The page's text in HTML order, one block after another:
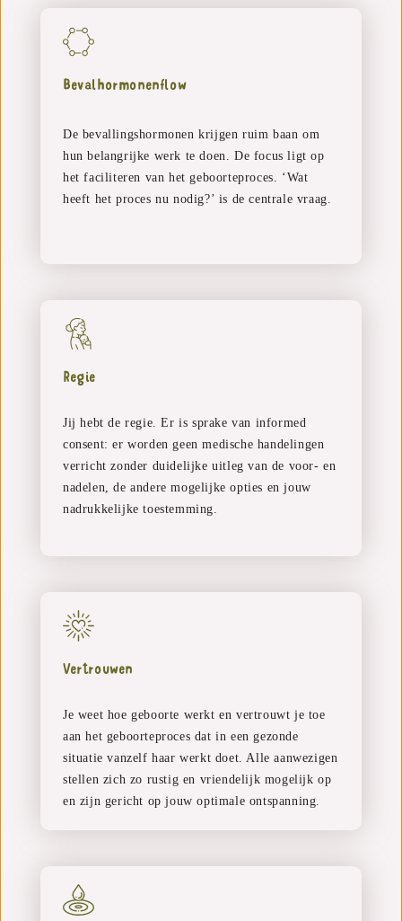
Bevalhormonenflow
De bevallingshormonen krijgen ruim baan om
hun belangrijke werk te doen. De focus ligt op
het faciliteren van het geboorteproces. ‘Wat
heeft het proces nu nodig?’ is de centrale vraag.
Regie
Jij hebt de regie. Er is sprake van informed
consent: er worden geen medische handelingen
verricht zonder duidelijke uitleg van de voor- en
nadelen, de andere mogelijke opties en jouw
nadrukkelijke toestemming.
Vertrouwen
Je weet hoe geboorte werkt en vertrouwt je toe
aan het geboorteproces dat in een gezonde
situatie vanzelf haar werkt doet. Alle aanwezigen
stellen zich zo rustig en vriendelijk mogelijk op
en zijn gericht op jouw optimale ontspanning.